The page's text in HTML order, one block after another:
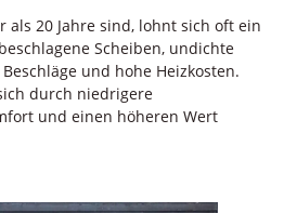
als 20 Jahre sind, lohnt sich oft ein
Scheiben, undichte
und hohe Heizkosten.
durch niedrigere
und einen höheren Wert